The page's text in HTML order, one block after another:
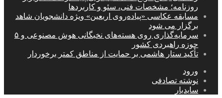
روزنامه؛ مشخصات فنی، سئو و کاربردها
مسابقه عکاسی «پیاده‌روی اربعین» ویژه دانشجویان شاهد
برگزار می شود
سرمایه‌گذاری روی هسته‌های نخبگانی هوش مصنوعی و ۵
حوزه راهبردی کشور
تأکید ستار هاشمی بر حمایت از مناطق کمتر برخوردار
ورود
نوشته تصادفی
سایدبار